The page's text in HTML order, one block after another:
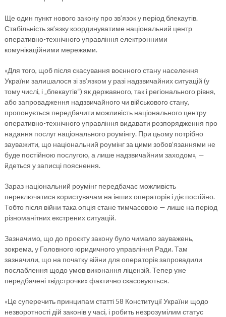
Ще один пункт нового закону про зв’язок у період блекаутів.
Стабільність зв’язку координуватиме національний центр
оперативно-технічного управління електронними
комунікаційними мережами.
«Для того, щоб після скасування воєнного стану населення
України залишалося зі зв’язком у разі надзвичайних ситуацій (у
тому числі, і „блекаутів“) як державного, так і регіонального рівня,
або запровадження надзвичайного чи військового стану,
пропонується передбачити можливість національного центру
оперативно-технічного управління видавати розпорядження про
надання послуг національного роумінгу. При цьому потрібно
зауважити, що національний роумінг за цими зобов’язаннями не
буде постійною послугою, а лише надзвичайним заходом», —
йдеться у записці пояснення.
Зараз національний роумінг передбачає можливість
переключатися користувачам на інших операторів і діє постійно.
Тобто після війни така опція стане тимчасовою — лише на період
різноманітних екстрених ситуацій.
Зазначимо, що до проєкту закону було чимало зауважень,
зокрема, у Головного юридичного управління Ради. Там
зазначили, що на початку війни для операторів запровадили
послаблення щодо умов виконання ліцензій. Тепер уже
передбачені «відстрочки» фактично скасовуються.
«Це суперечить принципам статті 58 Конституції України щодо
незворотності дій законів у часі, і робить незрозумілим статус